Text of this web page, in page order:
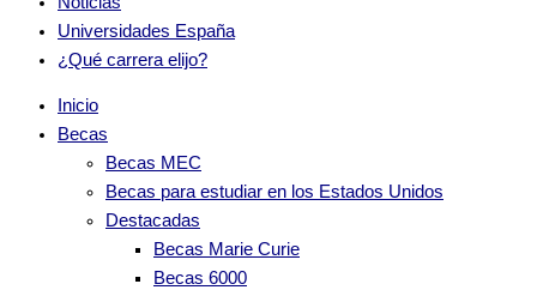
Universidades España
¿Qué carrera elijo?
Inicio
Becas
Becas MEC
Becas para estudiar en los Estados Unidos
Destacadas
Becas Marie Curie
Becas 6000